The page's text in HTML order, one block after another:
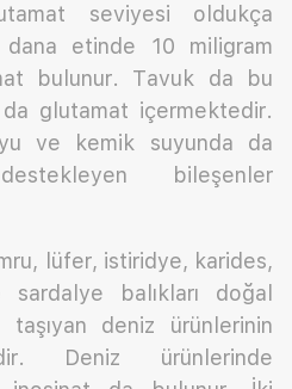
seviyesi oldukça
etinde 10 miligram
bulunur. Tavuk da bu
glutamat içermektedir.
ve kemik suyunda da
bileşenler
lüfer, istiridye, karides,
balıkları doğal
deniz ürünlerinin
Deniz ürünlerinde